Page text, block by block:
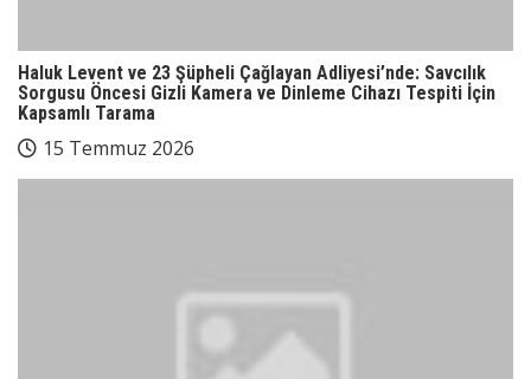
Haluk Levent ve 23 Şüpheli Çağlayan Adliyesi’nde: Savcılık
Sorgusu Öncesi Gizli Kamera ve Dinleme Cihazı Tespiti İçin
Kapsamlı Tarama
15 Temmuz 2026